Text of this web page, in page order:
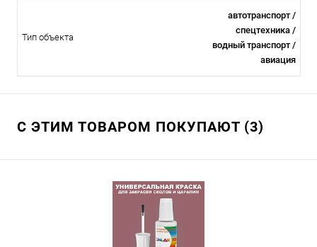
Тип объекта
автотранспорт /
спецтехника /
водный транспорт /
авиация
С ЭТИМ ТОВАРОМ ПОКУПАЮТ (3)